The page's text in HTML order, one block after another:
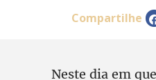
Compartilhe
Neste dia em